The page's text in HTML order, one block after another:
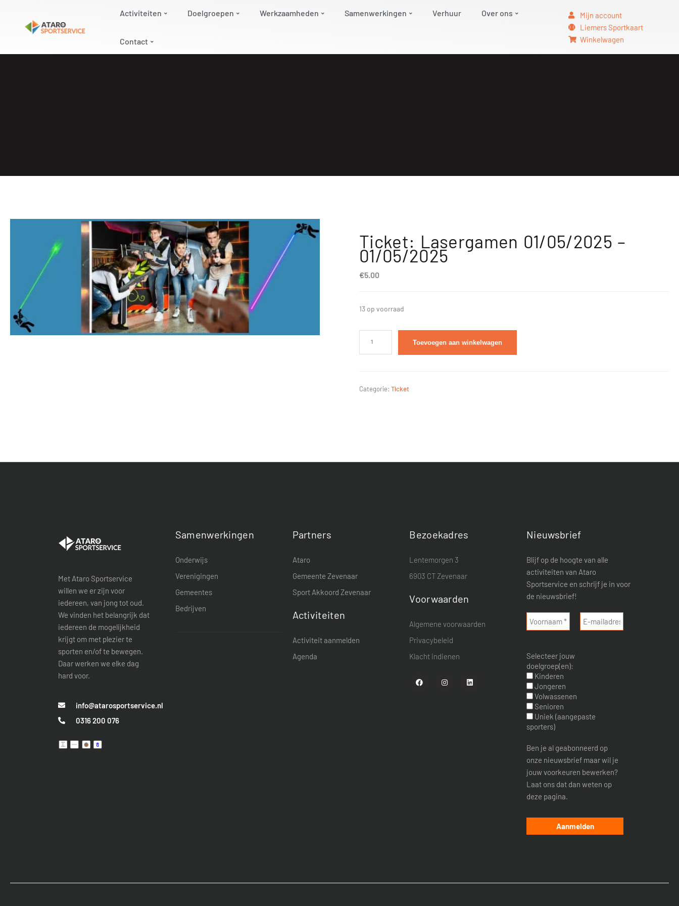
Activiteiten Doelgroepen Werkzaamheden Samenwerkingen Verhuur Over ons
Contact
Mijn account
Liemers Sportkaart
Winkelwagen
Ticket: Lasergamen 01/05/2025 –
01/05/2025
€5.00
13 op voorraad
Toevoegen aan winkelwagen
Categorie:Ticket
Met Ataro Sportservice
willen we er zijn voor
iedereen, van jong tot oud.
We vinden het belangrijk dat
iedereen de mogelijkheid
krijgt om met plezier te
sporten en/of te bewegen.
Daar werken we elke dag
hard voor.
info@atarosportservice.nl
0316 200 076
Samenwerkingen
Onderwijs
Verenigingen
Gemeentes
Bedrijven
Partners
Ataro
Gemeente Zevenaar
Sport Akkoord Zevenaar
Activiteiten
Activiteit aanmelden
Agenda
Bezoekadres
Lentemorgen 3
6903 CT Zevenaar
Voorwaarden
Algemene voorwaarden
Privacybeleid
Klacht indienen
Nieuwsbrief
Blijf op de hoogte van alle
activiteiten van Ataro
Sportservice en schrijf je in voor
de nieuwsbrief!
Selecteer jouw
doelgroep(en):
Kinderen
Jongeren
Volwassenen
Senioren
Uniek (aangepaste
sporters)
Ben je al geabonneerd op
onze nieuwsbrief maar wil je
jouw voorkeuren bewerken?
Laat ons dat dan weten op
deze pagina.